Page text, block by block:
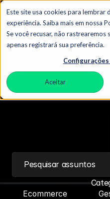
Este site usa cookies para lembrar
experiência. Saiba mais em nossa
Se você recusar, não rastrearemos
apenas registrará sua preferência.
Aceitar
Zydon|
Pesquisar assuntos
Ecommerce